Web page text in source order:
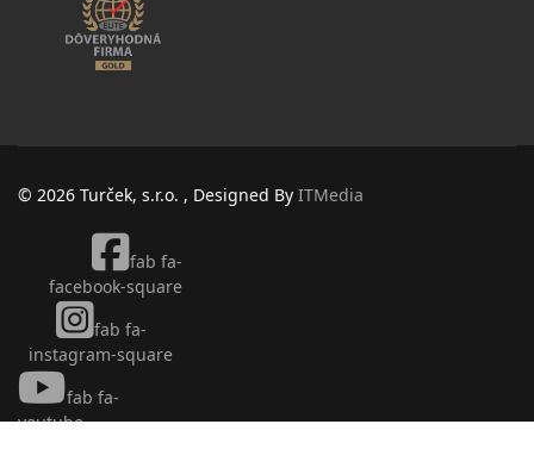
© 2026 Turček, s.r.o. , Designed By ITMedia
fab fa-
facebook-square
fab fa-
instagram-square
fab fa-
youtube